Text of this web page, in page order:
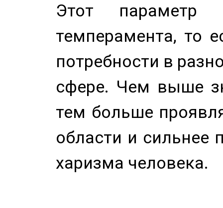
Этот параметр
темперамента, то
потребности в
сфере. Чем выше
тем больше
области и сильнее
харизма человека.